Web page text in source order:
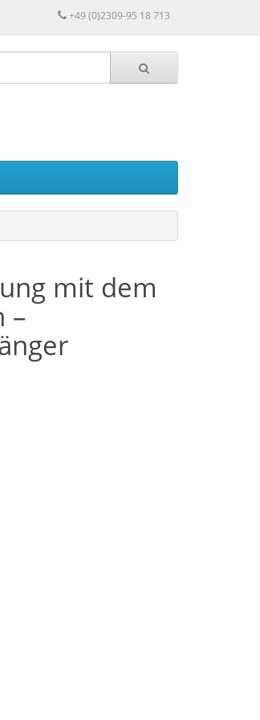
+49 (0)2309-95 18 713
mit dem
–